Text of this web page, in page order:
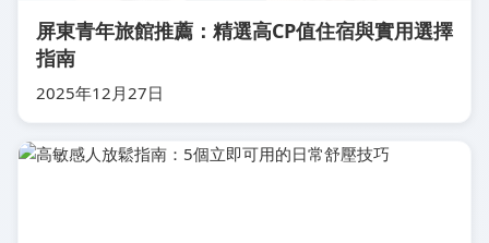
屏東青年旅館推薦：精選高CP值住宿與實用選擇
指南
2025年12月27日